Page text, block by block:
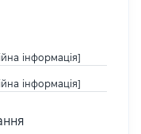
інформація]
інформація]